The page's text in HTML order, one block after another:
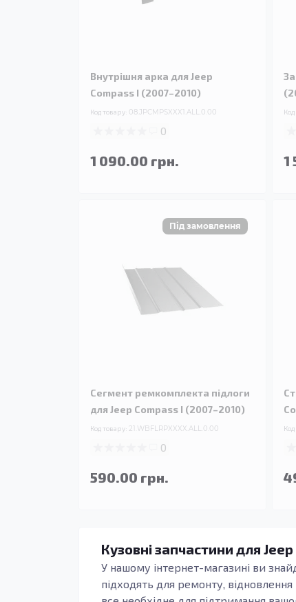
Внутрішня арка для Jeep
Compass I (2007–2010)
Код товару: 08.JPCMPSXXX1.ALL.0.00
0
1 090.00 грн. 1
Сегмент ремкомплекта підлоги
для Jeep Compass I (2007–2010)
Код товару: 21.WBFLRPXXXX.ALL.0.00
0
590.00 грн.
Кузовні запчастини для
У нашому інтернет-магазині ви
підходять для ремонту,